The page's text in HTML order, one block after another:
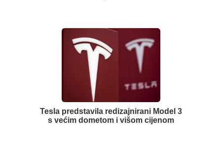
Tesla predstavila redizajnirani Model 3
s većim dometom i višom cijenom